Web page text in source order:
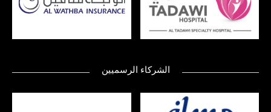
الشركاء الرسميين